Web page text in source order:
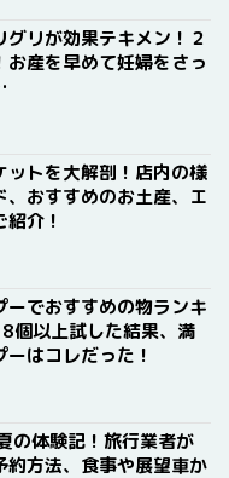
リが効果テキメン！２
お産を早めて妊婦をさっ
ットを大解剖！店内の様
、おすすめのお土産、エ
介！
ーでおすすめの物ランキ
個以上試した結果、満
はコレだった！
の体験記！旅行業者が
約方法、食事や展望車か